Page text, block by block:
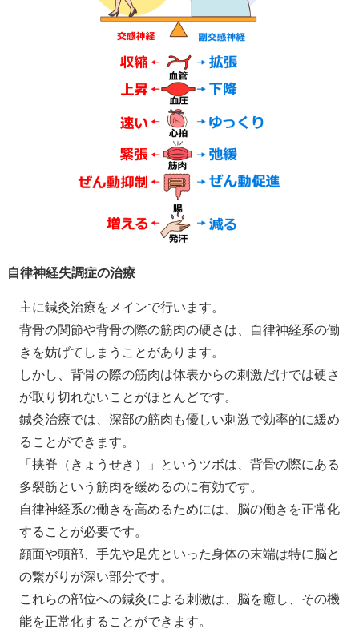
自律神経失調症の治療
主に鍼灸治療をメインで行います。
背骨の関節や背骨の際の筋肉の硬さは、自律神経系の働
きを妨げてしまうことがあります。
しかし、背骨の際の筋肉は体表からの刺激だけでは硬さ
が取り切れないことがほとんどです。
鍼灸治療では、深部の筋肉も優しい刺激で効率的に緩め
ることができます。
「挟脊（きょうせき）」というツボは、背骨の際にある
多裂筋という筋肉を緩めるのに有効です。
自律神経系の働きを高めるためには、脳の働きを正常化
することが必要です。
顔面や頭部、手先や足先といった身体の末端は特に脳と
の繋がりが深い部分です。
これらの部位への鍼灸による刺激は、脳を癒し、その機
能を正常化することができます。